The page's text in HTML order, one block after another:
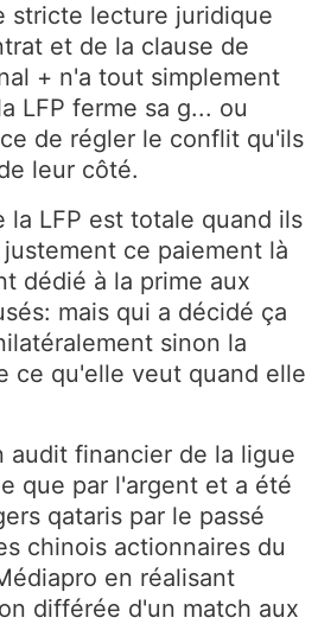
stricte lecture juridique
et de la clause de
+ n'a tout simplement
LFP ferme sa g... ou
de régler le conflit qu'ils
leur côté.
la LFP est totale quand ils
ce paiement là
dédié à la prime aux
mais qui a décidé ça
sinon la
ce qu'elle veut quand elle
audit financier de la ligue
que par l'argent et a été
qataris par le passé
chinois actionnaires du
en réalisant
différée d'un match aux